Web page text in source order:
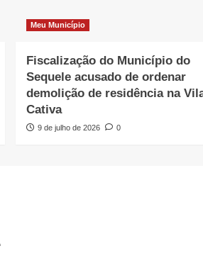
Meu Município
Fiscalização do Município do
Sequele acusado de ordenar
demolição de residência na
Cativa
9 de julho de 2026 0